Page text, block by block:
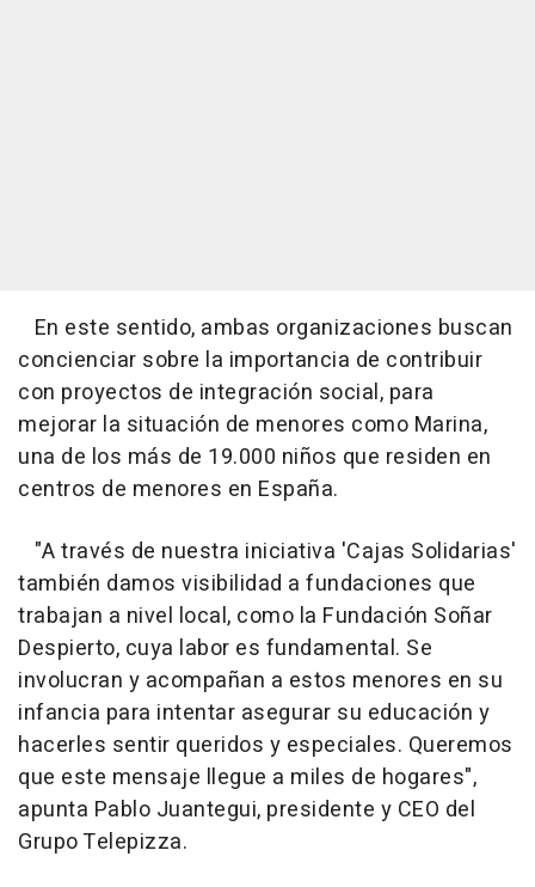
En este sentido, ambas organizaciones buscan
concienciar sobre la importancia de contribuir
con proyectos de integración social, para
mejorar la situación de menores como Marina,
una de los más de 19.000 niños que residen en
centros de menores en España.
"A través de nuestra iniciativa 'Cajas Solidarias'
también damos visibilidad a fundaciones que
trabajan a nivel local, como la Fundación Soñar
Despierto, cuya labor es fundamental. Se
involucran y acompañan a estos menores en su
infancia para intentar asegurar su educación y
hacerles sentir queridos y especiales. Queremos
que este mensaje llegue a miles de hogares",
apunta Pablo Juantegui, presidente y CEO del
Grupo Telepizza.